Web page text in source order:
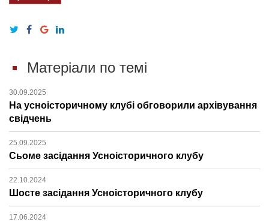
Матеріали по темі
30.09.2025
На усноісторичному клубі обговорили архівування
свідчень
25.09.2025
Сьоме засідання Усноісторичного клубу
22.10.2024
Шосте засідання Усноісторичного клубу
17.06.2024